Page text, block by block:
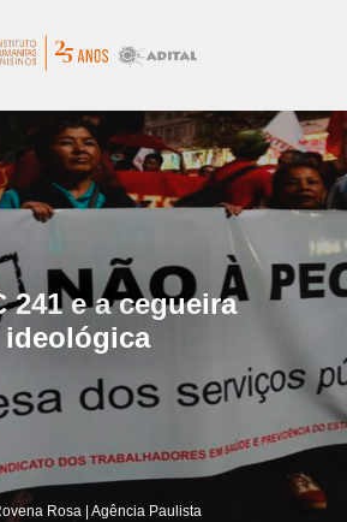
241 e a cegueira
ideológica
Rosa | Agência Paulista